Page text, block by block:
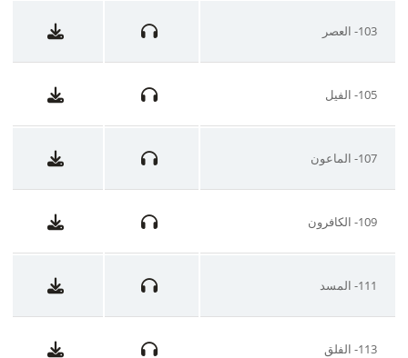
103- العصر
105- الفيل
107- الماعون
109- الكافرون
111- المسد
113- الفلق